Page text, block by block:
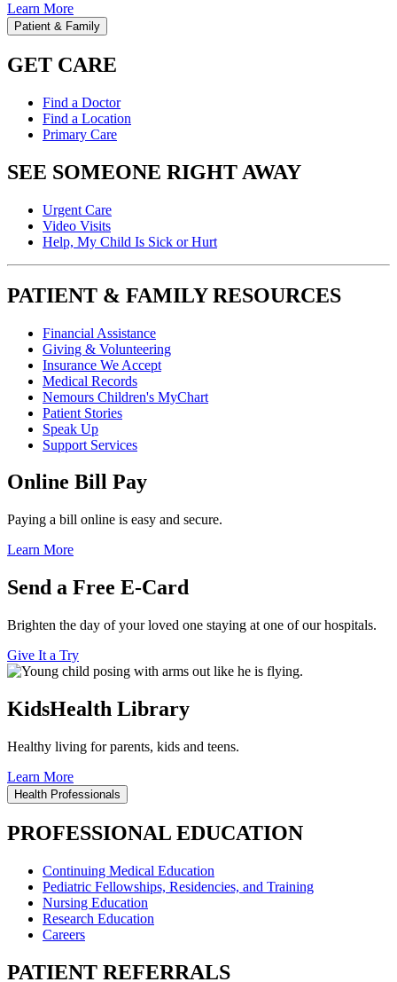
Learn More
Patient & Family
GET CARE
Find a Doctor
Find a Location
Primary Care
SEE SOMEONE RIGHT AWAY
Urgent Care
Video Visits
Help, My Child Is Sick or Hurt
PATIENT & FAMILY RESOURCES
Financial Assistance
Giving & Volunteering
Insurance We Accept
Medical Records
Nemours Children's MyChart
Patient Stories
Speak Up
Support Services
Online Bill Pay
Paying a bill online is easy and secure.
Learn More
Send a Free E-Card
Brighten the day of your loved one staying at one of our hospitals.
Give It a Try
KidsHealth Library
Healthy living for parents, kids and teens.
Learn More
Health Professionals
PROFESSIONAL EDUCATION
Continuing Medical Education
Pediatric Fellowships, Residencies, and Training
Nursing Education
Research Education
Careers
PATIENT REFERRALS